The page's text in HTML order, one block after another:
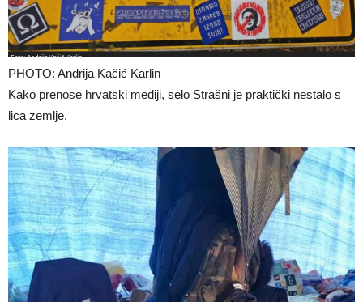
PHOTO: Andrija Kačić Karlin
Kako prenose hrvatski mediji, selo Strašni je praktički nestalo s
lica zemlje.